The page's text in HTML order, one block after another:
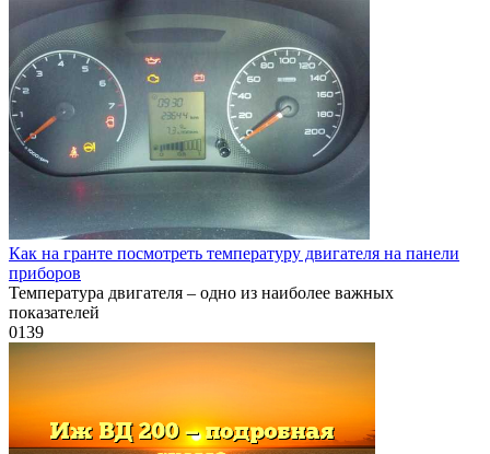
Как на гранте посмотреть температуру двигателя на панели
приборов
Температура двигателя – одно из наиболее важных
показателей
0139